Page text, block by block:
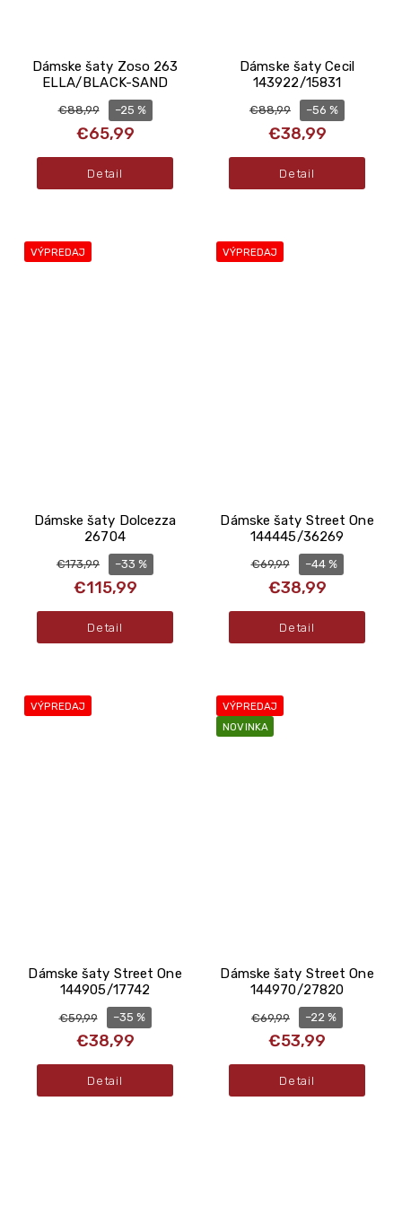
Dámske šaty Zoso 263
ELLA/BLACK-SAND
€88,99
€65,99
–25 %
Detail
Dámske šaty Cecil
143922/15831
€88,99
€38,99
–56 %
Detail
VÝPREDAJ
Dámske šaty Dolcezza
26704
€173,99
€115,99
–33 %
Detail
VÝPREDAJ
Dámske šaty Street One
144445/36269
€69,99
€38,99
–44 %
Detail
VÝPREDAJ
Dámske šaty Street One
144905/17742
€59,99
€38,99
–35 %
Detail
VÝPREDAJ
NOVINKA
Dámske šaty Street One
144970/27820
€69,99
€53,99
–22 %
Detail